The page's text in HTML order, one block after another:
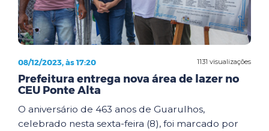
1131 visualizações
08/12/2023, às 17:20
Prefeitura entrega nova área de lazer no
CEU Ponte Alta
O aniversário de 463 anos de Guarulhos,
celebrado nesta sexta-feira (8), foi marcado por